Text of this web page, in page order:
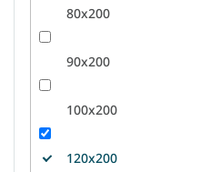
80x200
90x200
100x200
120x200